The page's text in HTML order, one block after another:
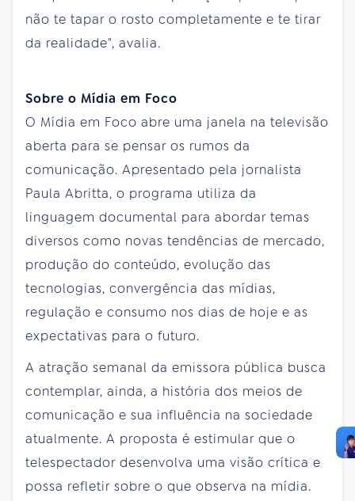
não te tapar o rosto completamente e te tirar
da realidade", avalia.
Sobre o Mídia em Foco
O Mídia em Foco abre uma janela na televisão
aberta para se pensar os rumos da
comunicação. Apresentado pela jornalista
Paula Abritta, o programa utiliza da
linguagem documental para abordar temas
diversos como novas tendências de mercado,
produção do conteúdo, evolução das
tecnologias, convergência das mídias,
regulação e consumo nos dias de hoje e as
expectativas para o futuro.
A atração semanal da emissora pública busca
contemplar, ainda, a história dos meios de
comunicação e sua influência na sociedade
atualmente. A proposta é estimular que o
telespectador desenvolva uma visão crítica e
possa refletir sobre o que observa na mídia.